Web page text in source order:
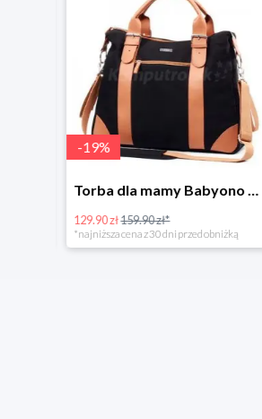
-19%
129.90 zł159.90 zł*
*najniższa cena z 30 dni przed obniżką